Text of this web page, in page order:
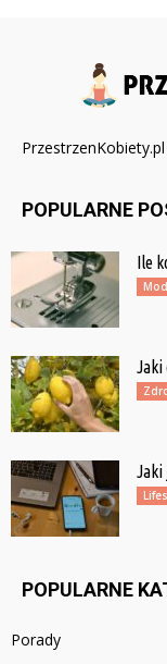
POPULARNE
Ile
Jaki
Jaki
POPULARNE
Porady